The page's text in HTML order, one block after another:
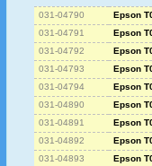
031-04790 Epson
031-04791
Epson
031-04792
Epson
031-04793
Epson
031-04794
Epson
031-04890
Epson
031-04891
Epson
031-04892
Epson
031-04893
Epson